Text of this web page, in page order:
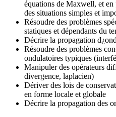
équations de Maxwell, et en
des situations simples et
Résoudre des problèmes
statiques et dépendants du
Décrire la propagation
Résoudre des problèmes
ondulatoires typiques
Manipuler des opérateurs
divergence, laplacien)
Dériver des lois de
en forme locale et globale
Décrire la propagation des